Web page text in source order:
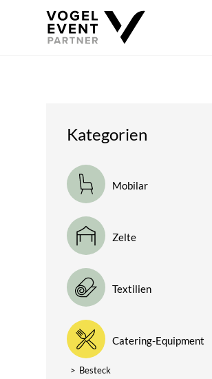
Kategorien
Mobilar
Zelte
Textilien
Catering-Equipment
> Besteck